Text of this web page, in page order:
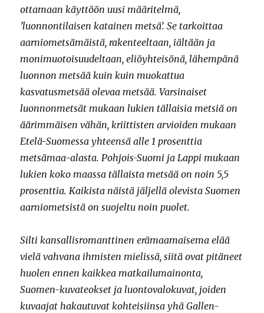
ottamaan käyttöön uusi määritelmä,
’luonnontilaisen katainen metsä’. Se tarkoittaa
aarniometsämäistä, rakenteeltaan, iältään ja
monimuotoisuudeltaan, eliöyhteisönä, lähempänä
luonnon metsää kuin kuin muokattua
kasvatusmetsää olevaa metsää. Varsinaiset
luonnonmetsät mukaan lukien tällaisia metsiä on
äärimmäisen vähän, kriittisten arvioiden mukaan
Etelä-Suomessa yhteensä alle 1 prosenttia
metsämaa-alasta. Pohjois-Suomi ja Lappi mukaan
lukien koko maassa tällaista metsää on noin 5,5
prosenttia. Kaikista näistä jäljellä olevista Suomen
aarniometsistä on suojeltu noin puolet.
Silti kansallisromanttinen erämaamaisema elää
vielä vahvana ihmisten mielissä, siitä ovat pitäneet
huolen ennen kaikkea matkailumainonta,
Suomen-kuvateokset ja luontovalokuvat, joiden
kuvaajat hakautuvat kohteisiinsa yhä Gallen-